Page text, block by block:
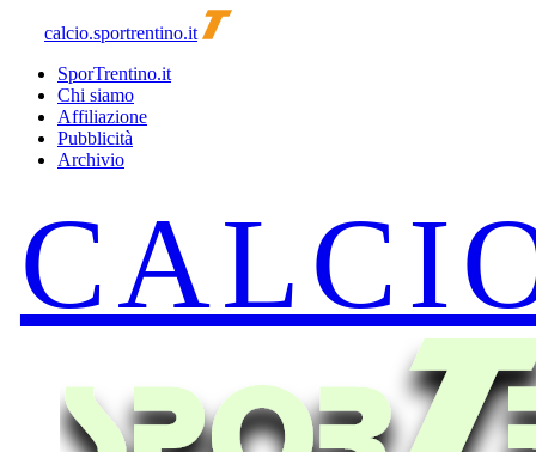
calcio.sportrentino.it
SporTrentino.it
Chi siamo
Affiliazione
Pubblicità
Archivio